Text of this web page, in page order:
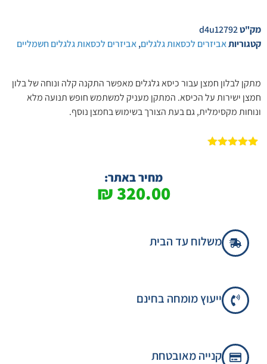
מק"טd4u12792
קטגוריותאביזרים לכסאות גלגלים,אביזרים לכסאות גלגלים חשמליים
מתקן לבלון חמצן עבור כיסא גלגלים מאפשר התקנה קלה ונוחה של בלון
חמצן ישירות על הכיסא. המתקן מעניק למשתמש חופש תנועה מלא
ונוחות מקסימלית, גם בעת הצורך בשימוש בחמצן נוסף.
מחיר באתר:
320.00
₪
משלוח עד הבית
ייעוץ מומחה בחינם
קנייה מאובטחת